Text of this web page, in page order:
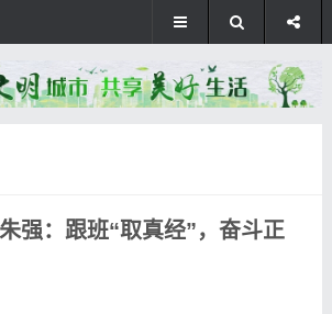
强：跟班“取真经”，奋斗正